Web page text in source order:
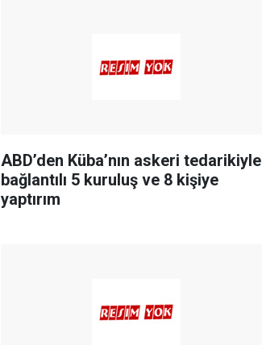
ABD’den Küba’nın askeri tedarikiyle
bağlantılı 5 kuruluş ve 8 kişiye
yaptırım